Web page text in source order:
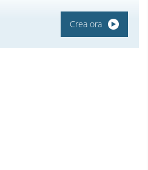
Crea ora